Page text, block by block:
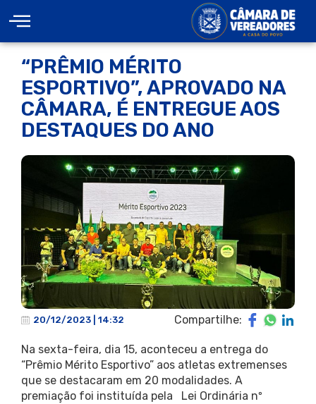
“PRÊMIO MÉRITO
ESPORTIVO”, APROVADO NA
CÂMARA, É ENTREGUE AOS
DESTAQUES DO ANO
20/12/2023 | 14:32 Compartilhe:
Na sexta-feira, dia 15, aconteceu a entrega do
“Prêmio Mérito Esportivo” aos atletas extremenses
que se destacaram em 20 modalidades. A
premiação foi instituída pela Lei Ordinária nº